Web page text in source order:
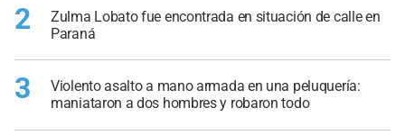
2
Zulma Lobato fue encontrada en situación de calle en
Paraná
3
Violento asalto a mano armada en una peluquería:
maniataron a dos hombres y robaron todo